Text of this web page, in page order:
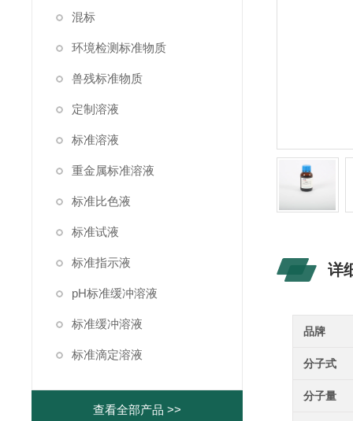
混标
环境检测标准物质
兽残标准物质
定制溶液
标准溶液
重金属标准溶液
标准比色液
标准试液
标准指示液
pH标准缓冲溶液
标准缓冲溶液
标准滴定溶液
查看全部产品 >>
详
品牌
分子式
分子量